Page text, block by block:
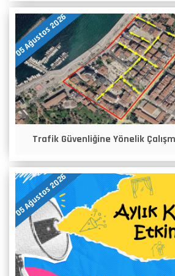
05 Ağustos 2026
Trafik Güvenliğine Yönelik
05 Ağustos 2026